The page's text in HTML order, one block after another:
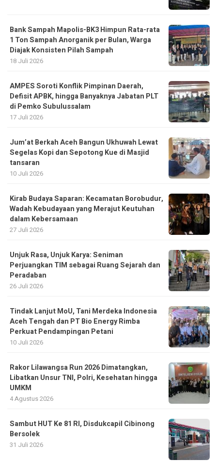
Bank Sampah Mapolis-BK3 Himpun Rata-rata
1 Ton Sampah Anorganik per Bulan, Warga
Diajak Konsisten Pilah Sampah
18 Juli 2026
AMPES Soroti Konflik Pimpinan Daerah,
Defisit APBK, hingga Banyaknya Jabatan PLT
di Pemko Subulussalam
17 Juli 2026
Jum’at Berkah Aceh Bangun Ukhuwah Lewat
Segelas Kopi dan Sepotong Kue di Masjid
tansaran
10 Juli 2026
Kirab Budaya Saparan: Kecamatan Borobudur,
Wadah Kebudayaan yang Merajut Keutuhan
dalam Kebersamaan
27 Juli 2026
Unjuk Rasa, Unjuk Karya: Seniman
Perjuangkan TIM sebagai Ruang Sejarah dan
Peradaban
26 Juli 2026
Tindak Lanjut MoU, Tani Merdeka Indonesia
Aceh Tengah dan PT Bio Energy Rimba
Perkuat Pendampingan Petani
10 Juli 2026
Rakor Lilawangsa Run 2026 Dimatangkan,
Libatkan Unsur TNI, Polri, Kesehatan hingga
UMKM
4 Agustus 2026
Sambut HUT Ke 81 RI, Disdukcapil Cibinong
Bersolek
31 Juli 2026